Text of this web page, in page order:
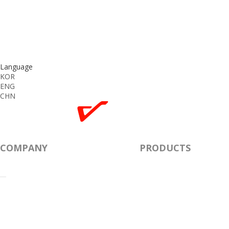
Language
KOR
ENG
CHN
COMPANY PRODUCTS